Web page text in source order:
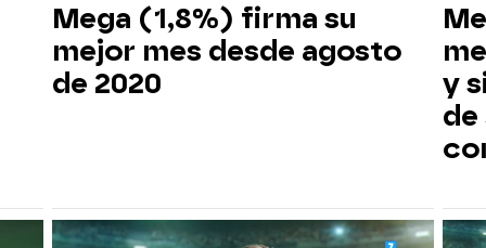
Mega (1,8%) firma su
mejor mes desde agosto
de 2020
y
de